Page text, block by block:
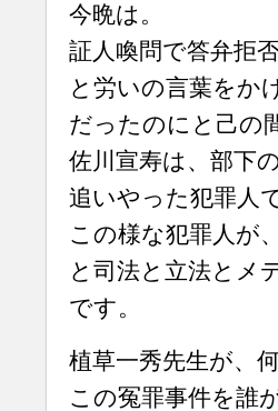
今晩は。
証人喚問で答弁拒
と労いの言葉をか
だったのにと己の
佐川宣寿は、部下
追いやった犯罪人
この様な犯罪人が
と司法と立法とメ
です。
植草一秀先生が、
この冤罪事件を誰